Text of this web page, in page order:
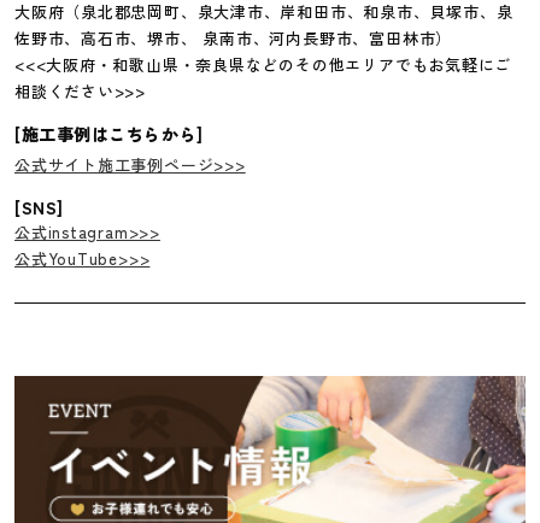
大阪府（泉北郡忠岡町、泉大津市、岸和田市、和泉市、貝塚市、泉
佐野市、高石市、堺市、 泉南市、河内長野市、富田林市）
<<<大阪府・和歌山県・奈良県などのその他エリアでもお気軽にご
相談ください>>>
[施工事例はこちらから]
公式サイト施工事例ページ>>>
[SNS]
公式instagram>>>
公式YouTube>>>